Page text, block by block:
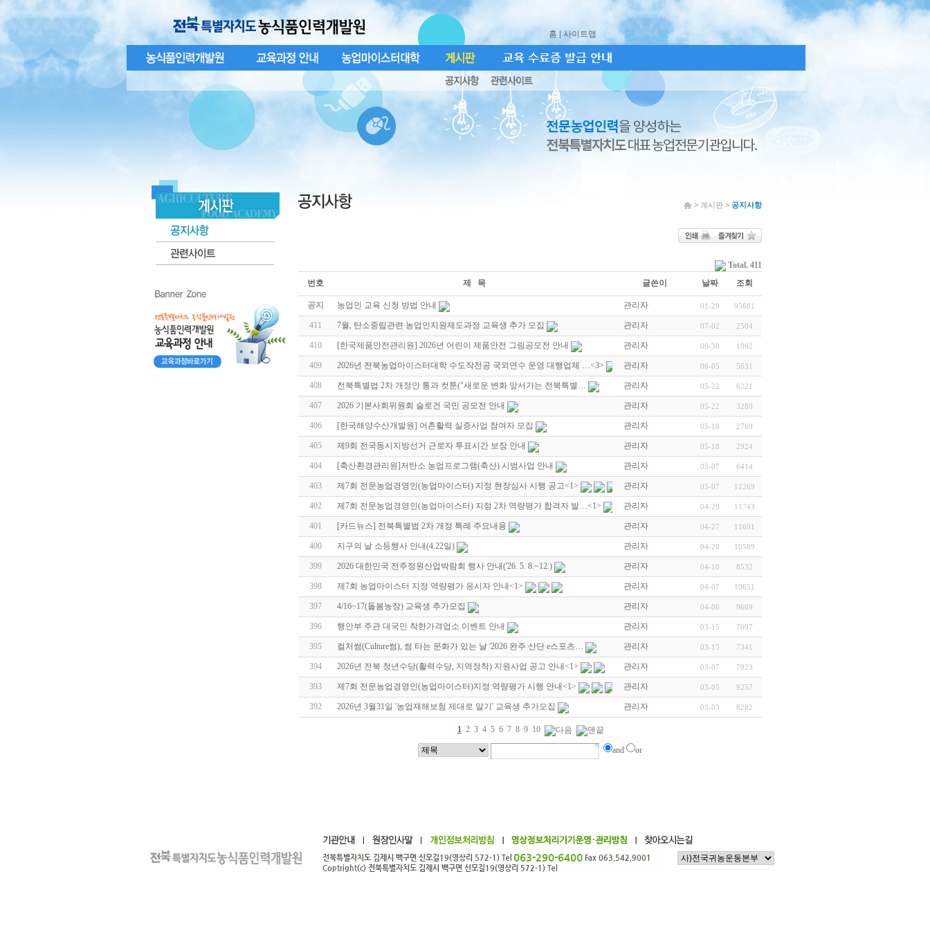
홈 | 사이트맵
> 게시판 > 공지사항
Total. 411
번호
제 목 글쓴이 날짜 조회
공지 농업인 교육 신청 방법 안내 관리자 01-29 95681
411 7월, 탄소중립관련 농업인지원제도과정 교육생 추가 모집 관리자 07-02 2504
410 [한국제품안전관리원] 2026년 어린이 제품안전 그림공모전 안내 관리자 06-30 1862
409 2026년 전북농업마이스터대학 수도작전공 국외연수 운영 대행업체 …<3> 관리자 06-05 5631
408 전북특별법 2차 개정안 통과 컷툰("새로운 변화 앞서가는 전북특별… 관리자 05-22 6221
407 2026 기본사회위원회 슬로건 국민 공모전 안내 관리자 05-22 3280
406 [한국해양수산개발원] 어촌활력 실증사업 참여자 모집 관리자 05-18 2769
405 제9회 전국동시지방선거 근로자 투표시간 보장 안내 관리자 05-18 2924
404 [축산환경관리원]저탄소 농업프로그램(축산) 시범사업 안내 관리자 05-07 6414
403 제7회 전문농업경영인(농업마이스터) 지정 현장심사 시행 공고<1> 관리자 05-07 11269
402 제7회 전문농업경영인(농업마이스터) 지정 2차 역량평가 합격자 발…<1> 관리자 04-29 11743
401 [카드뉴스] 전북특별법 2차 개정 특례 주요내용 관리자 04-27 11691
400 지구의 날 소등행사 안내(4.22일) 관리자 04-20 10589
399 2026 대한민국 전주정원산업박람회 행사 안내('26. 5. 8.~12.) 관리자 04-10 8532
398 제7회 농업마이스터 지정 역량평가 응시자 안내<1> 관리자 04-07 10651
397 4/16~17(돌봄농장) 교육생 추가모집 관리자 04-06 9669
396 행안부 주관 대국민 착한가격업소 이벤트 안내 관리자 03-15 7697
395 컬처썸(Culture썸), 썸 타는 문화가 있는 날 '2026 완주 산단 e스포츠… 관리자 03-15 7341
394 2026년 전북 청년수당(활력수당, 지역정착) 지원사업 공고 안내<1> 관리자 03-07 7923
393 제7회 전문농업경영인(농업마이스터)지정 역량평가 시행 안내<1> 관리자 03-05 9257
392 2026년 3월31일 '농업재해보험 제대로 알기' 교육생 추가모집 관리자 03-03 8282
1 2 3 4 5 6 7 8 9 10
and or